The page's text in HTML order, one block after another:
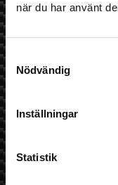
när du har använt
Samtyckesval
Nödvändig
Inställningar
Statistik
klicka på